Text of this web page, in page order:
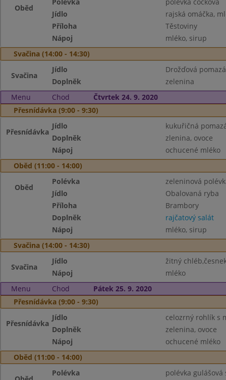
Oběd
Jídlo
rajská omáčka,
Příloha
Těstoviny
Nápoj
mléko, sirup
Svačina (14:00 - 14:30)
Svačina
Jídlo
Drožďová
Doplněk
zelenina
Menu
Chod
Čtvrtek 24. 9. 2020
Přesnídávka (9:00 - 9:30)
Přesnídávka
Jídlo
kukuřičná
Doplněk
zlenina, ovoce
Nápoj
ochucené mléko
Oběd (11:00 - 14:00)
Oběd
Polévka
zeleninová
Jídlo
Obalovaná ryba
Příloha
Brambory
Doplněk
rajčatový salát
Nápoj
mléko, sirup
Svačina (14:00 - 14:30)
Svačina
Jídlo
žitný
Nápoj
mléko
Menu
Chod
Pátek 25. 9. 2020
Přesnídávka (9:00 - 9:30)
Přesnídávka
Jídlo
celozrný rohlík s
Doplněk
zelenina, ovoce
Nápoj
ochucené mléko
Oběd (11:00 - 14:00)
Polévka polévka